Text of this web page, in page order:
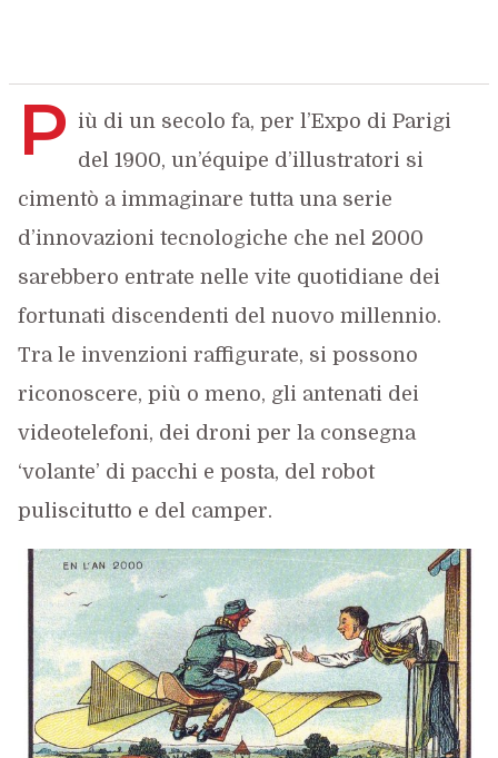
P iù di un secolo fa, per l’Expo di Parigi
del 1900, un’équipe d’illustratori si
cimentò a immaginare tutta una serie
d’innovazioni tecnologiche che nel 2000
sarebbero entrate nelle vite quotidiane dei
fortunati discendenti del nuovo millennio.
Tra le invenzioni raffigurate, si possono
riconoscere, più o meno, gli antenati dei
videotelefoni, dei droni per la consegna
‘volante’ di pacchi e posta, del robot
puliscitutto e del camper.